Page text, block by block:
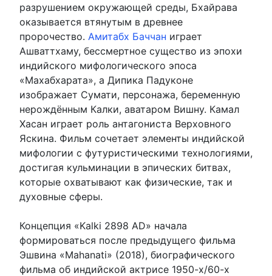
разрушением окружающей среды, Бхайрава
оказывается втянутым в древнее
пророчество. Амитабх Баччан играет
Ашваттхаму, бессмертное существо из эпохи
индийского мифологического эпоса
«Махабхарата», а Дипика Падуконе
изображает Сумати, персонажа, беременную
нерождённым Калки, аватаром Вишну. Камал
Хасан играет роль антагониста Верховного
Яскина. Фильм сочетает элементы индийской
мифологии с футуристическими технологиями,
достигая кульминации в эпических битвах,
которые охватывают как физические, так и
духовные сферы.
Концепция «Kalki 2898 AD» начала
формироваться после предыдущего фильма
Эшвина «Mahanati» (2018), биографического
фильма об индийской актрисе 1950-х/60-х